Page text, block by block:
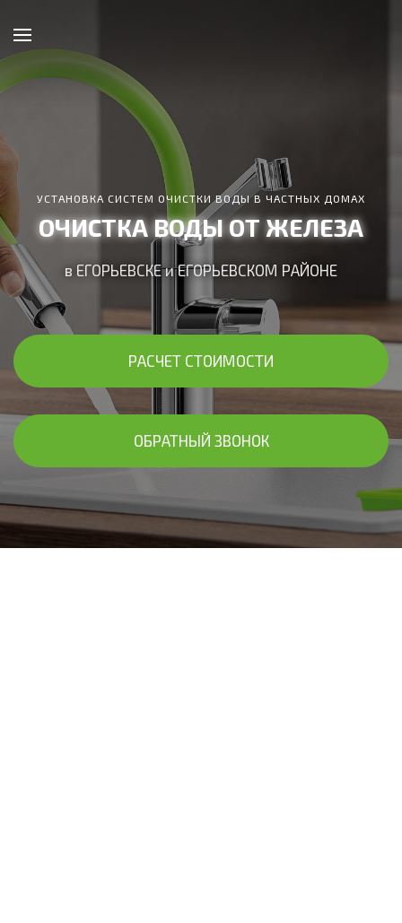
УСТАНОВКА СИСТЕМ ОЧИСТКИ ВОДЫ В ЧАСТНЫХ ДОМАХ
ОЧИСТКА ВОДЫ ОТ ЖЕЛЕЗА
в ЕГОРЬЕВСКЕ и ЕГОРЬЕВСКОМ РАЙОНЕ
РАСЧЕТ СТОИМОСТИ
ОБРАТНЫЙ ЗВОНОК